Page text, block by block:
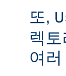
또,
렉
여